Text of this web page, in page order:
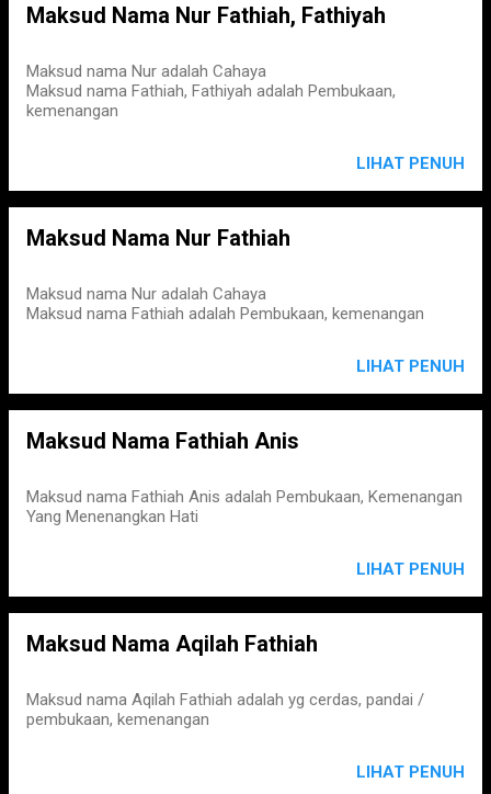
Maksud Nama Nur Fathiah, Fathiyah
Maksud nama Nur adalah Cahaya
Maksud nama Fathiah, Fathiyah adalah Pembukaan,
kemenangan
LIHAT PENUH
Maksud Nama Nur Fathiah
Maksud nama Nur adalah Cahaya
Maksud nama Fathiah adalah Pembukaan, kemenangan
LIHAT PENUH
Maksud Nama Fathiah Anis
Maksud nama Fathiah Anis adalah Pembukaan, Kemenangan
Yang Menenangkan Hati
LIHAT PENUH
Maksud Nama Aqilah Fathiah
Maksud nama Aqilah Fathiah adalah yg cerdas, pandai /
pembukaan, kemenangan
LIHAT PENUH